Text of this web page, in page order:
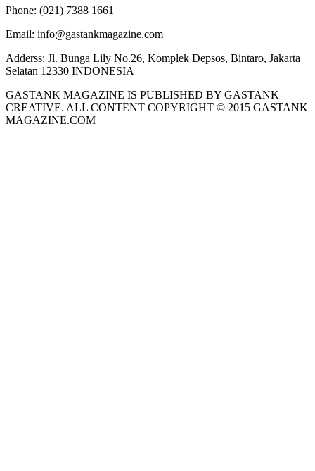
Phone: (021) 7388 1661
Email: info@gastankmagazine.com
Adderss: Jl. Bunga Lily No.26, Komplek Depsos, Bintaro, Jakarta
Selatan 12330 INDONESIA
GASTANK MAGAZINE IS PUBLISHED BY GASTANK
CREATIVE. ALL CONTENT COPYRIGHT © 2015 GASTANK
MAGAZINE.COM